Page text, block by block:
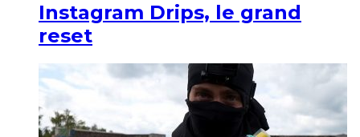
Instagram Drips, le grand
reset